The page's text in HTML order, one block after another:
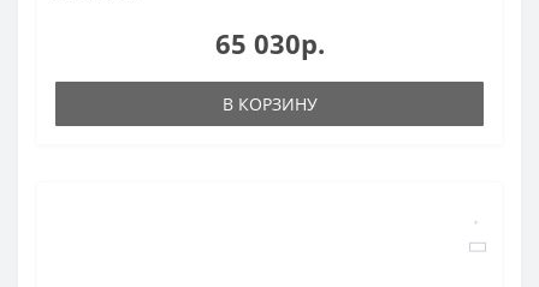
65 030р.
В КОРЗИНУ